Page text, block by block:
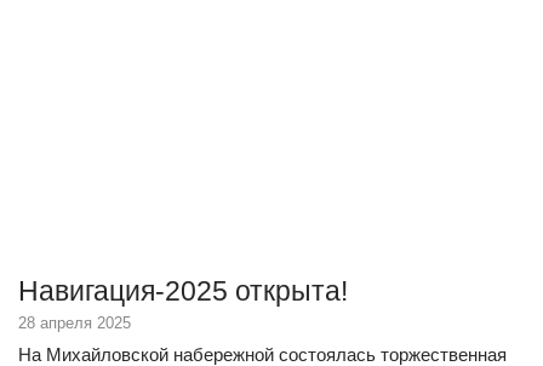
Навигация-2025 открыта!
28 апреля 2025
На Михайловской набережной состоялась торжественная